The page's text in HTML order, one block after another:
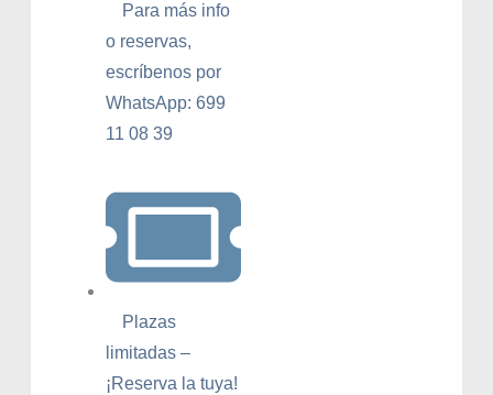
Para más info
o reservas,
escríbenos por
WhatsApp: 699
11 08 39
Plazas
limitadas –
¡Reserva la tuya!